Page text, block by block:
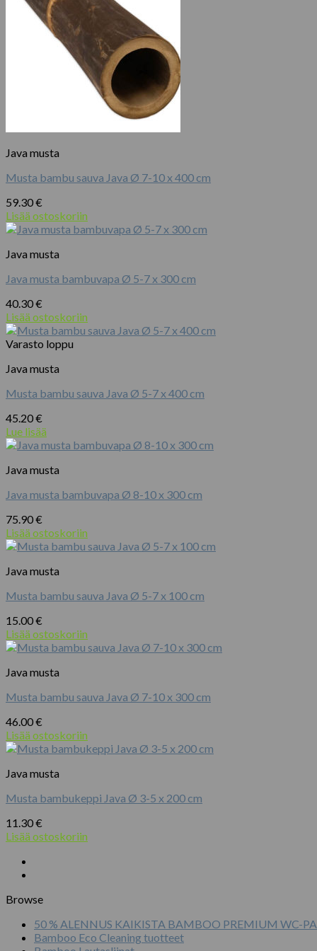
Java musta
Musta bambu sauva Java Ø 7-10 x 400 cm
59.30€
Lisää ostoskoriin
Java musta
Java musta bambuvapa Ø 5-7 x 300 cm
40.30€
Lisää ostoskoriin
Varasto loppu
Java musta
Musta bambu sauva Java Ø 5-7 x 400 cm
45.20€
Lue lisää
Java musta
Java musta bambuvapa Ø 8-10 x 300 cm
75.90€
Lisää ostoskoriin
Java musta
Musta bambu sauva Java Ø 5-7 x 100 cm
15.00€
Lisää ostoskoriin
Java musta
Musta bambu sauva Java Ø 7-10 x 300 cm
46.00€
Lisää ostoskoriin
Java musta
Musta bambukeppi Java Ø 3-5 x 200 cm
11.30€
Lisää ostoskoriin
Browse
50 % ALENNUS KAIKISTA BAMBOO PREMIUM WC-
Bamboo Eco Cleaning tuotteet